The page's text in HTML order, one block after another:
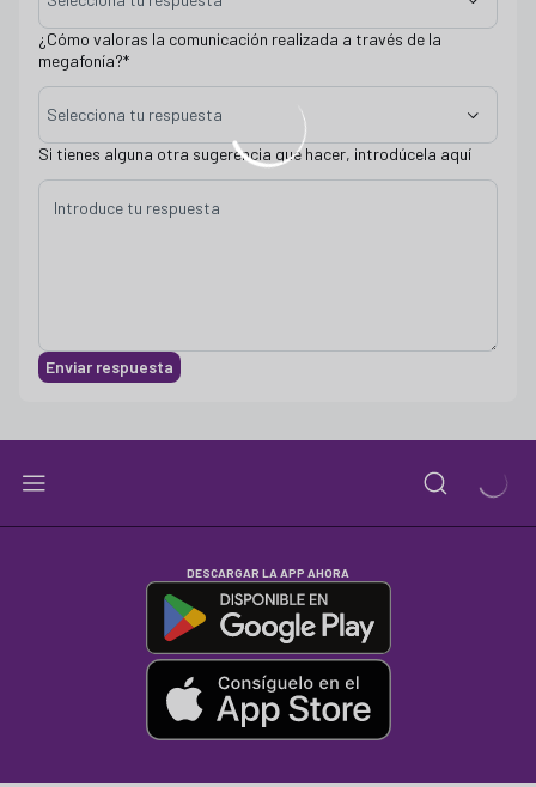
¿Cómo valoras la comunicación realizada a través de la
megafonía?*
Selecciona tu respuesta
Si tienes alguna otra sugerencia que hacer, introdúcela aquí
Enviar respuesta
DESCARGAR LA APP AHORA